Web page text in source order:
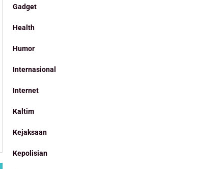
Gadget
Health
Humor
Internasional
Internet
Kaltim
Kejaksaan
Kepolisian